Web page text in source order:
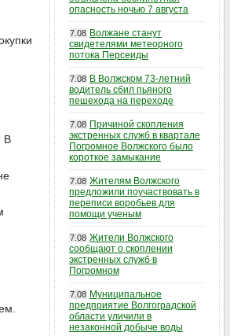
В
опасность ночью 7 августа
7.08 Волжане станут
свидетелями метеорного
потока Персеиды
7.08 В Волжском 73-летний
водитель сбил пьяного
пешехода на переходе
7.08 Причиной скопления
экстренных служб в квартале
Погромное Волжского было
короткое замыкание
7.08 Жителям Волжского
предложили поучаствовать в
переписи воробьев для
помощи ученым
7.08 Жители Волжского
сообщают о скоплении
экстренных служб в
Погромном
7.08 Муниципальное
предприятие Волгоградской
области уличили в
незаконной добыче воды